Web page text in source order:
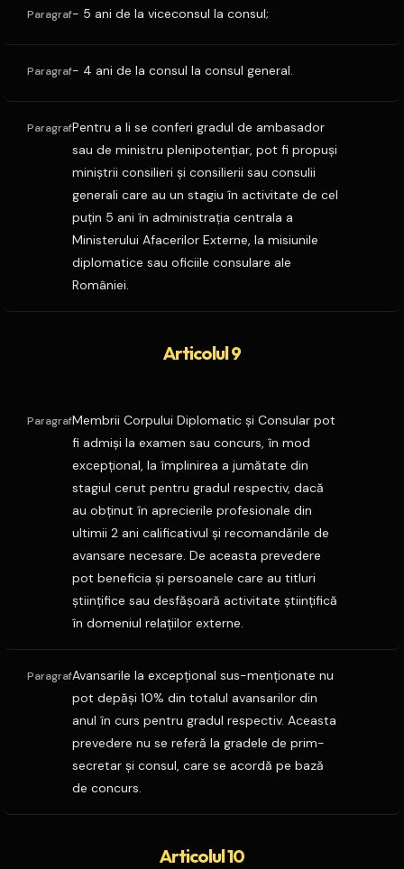
Paragraf- 5 ani de la viceconsul la consul;
Paragraf- 4 ani de la consul la consul general.
ParagrafPentru a li se conferi gradul de ambasador
sau de ministru plenipotenţiar, pot fi propuşi
miniştrii consilieri şi consilierii sau consulii
generali care au un stagiu în activitate de cel
puţin 5 ani în administraţia centrala a
Ministerului Afacerilor Externe, la misiunile
diplomatice sau oficiile consulare ale
României.
Articolul 9
ParagrafMembrii Corpului Diplomatic şi Consular pot
fi admişi la examen sau concurs, în mod
excepţional, la împlinirea a jumătate din
stagiul cerut pentru gradul respectiv, dacă
au obţinut în aprecierile profesionale din
ultimii 2 ani calificativul şi recomandările de
avansare necesare. De aceasta prevedere
pot beneficia şi persoanele care au titluri
ştiinţifice sau desfăşoară activitate ştiinţifică
în domeniul relaţiilor externe.
ParagrafAvansarile la excepţional sus-menţionate nu
pot depăşi 10% din totalul avansarilor din
anul în curs pentru gradul respectiv. Aceasta
prevedere nu se referă la gradele de prim-
secretar şi consul, care se acordă pe bază
de concurs.
Articolul 10